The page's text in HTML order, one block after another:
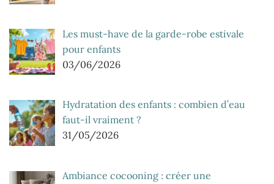
Les must-have de la garde-robe estivale
pour enfants
03/06/2026
Hydratation des enfants : combien d’eau
faut-il vraiment ?
31/05/2026
Ambiance cocooning : créer une